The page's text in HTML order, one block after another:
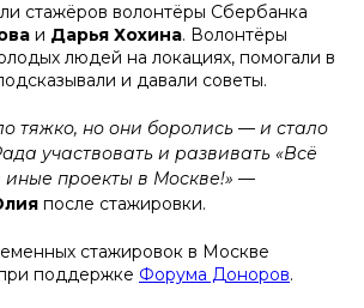
стажёров волонтёры Сбербанка
и Дарья Хохина. Волонтёры
людей на локациях, помогали в
и давали советы.
тяжко, но они боролись — и стало
участвовать и развивать «Всё
иные проекты в Москве!» —
после стажировки.
стажировок в Москве
поддержке Форума Доноров.